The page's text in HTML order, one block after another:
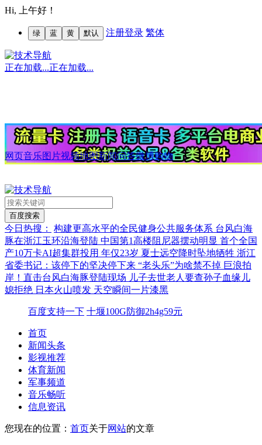
Hi, 上午好！
绿 蓝 黄 默认 注册登录 繁体
正在加载...正在加载...
网页音乐图片视频地图新闻问答微博购物
今日热搜： 构建更高水平的全民健身公共服务体系 台风白海
豚在浙江玉环沿海登陆 中国第1高楼阻尼器摆动明显 首个全国
产10万卡AI超集群投用 年仅23岁 夏士远空降时坠地牺牲 浙江
省委书记：该停下的坚决停下来 “老头乐”为啥禁不掉 巨浪拍
岸！直击台风白海豚登陆现场 儿子去世老人要查孙子血缘儿
媳拒绝 日本火山喷发 天空瞬间一片漆黑
百度支持一下 十堰100G防御2h4g59元
首页
新闻头条
影视推荐
体育新闻
军事频道
音乐畅听
信息资讯
您现在的位置： 首页关于网站的文章